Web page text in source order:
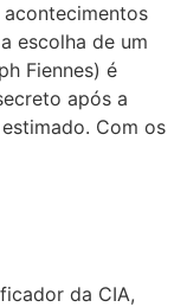
escolha de um
Fiennes) é
após a
Com os
da CIA,